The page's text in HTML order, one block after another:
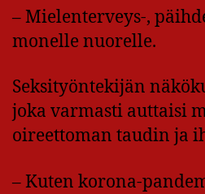
– Mielenterveys-,
monelle nuorelle.
Seksityöntekijän
joka varmasti auttaisi
oireettoman taudin ja
– Kuten korona-